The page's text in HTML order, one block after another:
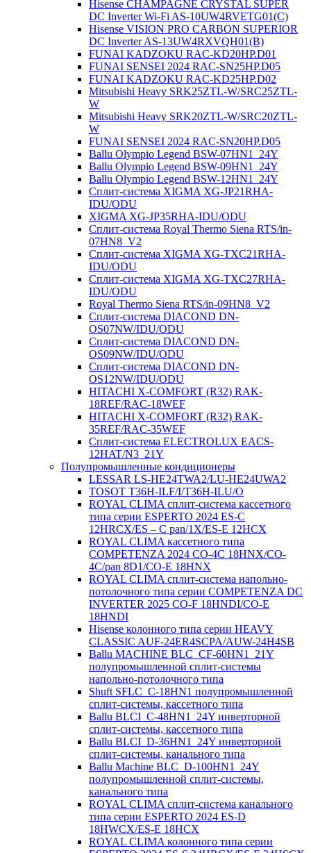
Hisense CHAMPAGNE CRYSTAL SUPER
DC Inverter Wi-Fi AS-10UW4RVETG01(C)
Hisense VISION PRO CARBON SUPERIOR
DC Inverter AS-13UW4RXVQH01(B)
FUNAI KADZOKU RAC-KD20HP.D01
FUNAI SENSEI 2024 RAC-SN25HP.D05
FUNAI KADZOKU RAC-KD25HP.D02
Mitsubishi Heavy SRK25ZTL-W/SRC25ZTL-
W
Mitsubishi Heavy SRK20ZTL-W/SRC20ZTL-
W
FUNAI SENSEI 2024 RAC-SN20HP.D05
Ballu Olympio Legend BSW-07HN1_24Y
Ballu Olympio Legend BSW-09HN1_24Y
Ballu Olympio Legend BSW-12HN1_24Y
Сплит-система XIGMA XG-JP21RHA-
IDU/ODU
XIGMA XG-JP35RHA-IDU/ODU
Сплит-система Royal Thermo Siena RTS/in-
07HN8_V2
Сплит-система XIGMA XG-TXC21RHA-
IDU/ODU
Сплит-система XIGMA XG-TXC27RHA-
IDU/ODU
Royal Thermo Siena RTS/in-09HN8_V2
Сплит-система DIACOND DN-
OS07NW/IDU/ODU
Сплит-система DIACOND DN-
OS09NW/IDU/ODU
Сплит-система DIACOND DN-
OS12NW/IDU/ODU
HITACHI X-COMFORT (R32) RAK-
18REF/RAC-18WEF
HITACHI X-COMFORT (R32) RAK-
35REF/RAC-35WEF
Сплит-система ELECTROLUX EACS-
12HAT/N3_21Y
Полупромышленные кондиционеры
LESSAR LS-HE24TWA2/LU-HE24UWA2
TOSOT T36H-ILF/I/T36H-ILU/O
ROYAL CLIMA сплит-система кассетного
типа серии ESPERTO 2024 ES-C
12HRCX/ES – C pan/1X/ES-E 12HCX
ROYAL CLIMA кассетного типа
COMPETENZA 2024 CO-4C 18HNX/CO-
4C/pan 8D1/CO-E 18HNX
ROYAL CLIMA сплит-система напольно-
потолочного типа серии COMPETENZA DC
INVERTER 2025 CO-F 18HNDI/CO-E
18HNDI
Hisense колонного типа серии HEAVY
CLASSIC AUF-24ER4SCPA/AUW-24H4SB
Ballu MACHINE BLC_CF-60HN1_21Y
полупромышленной сплит-системы
напольно-потолочного типа
Shuft SFLC_C-18HN1 полупромышленной
сплит-системы, кассетного типа
Ballu BLCI_C-48HN1_24Y инверторной
сплит-системы, кассетного типа
Ballu BLCI_D-36HN1_24Y инверторной
сплит-системы, канального типа
Ballu Machine BLC_D-100HN1_24Y
полупромышленной сплит-системы,
канального типа
ROYAL CLIMA сплит-система канального
типа серии ESPERTO 2024 ES-D
18HWCX/ES-E 18HСX
ROYAL CLIMA колонного типа серии